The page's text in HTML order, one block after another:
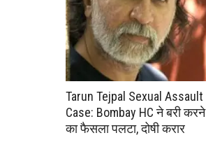
Tarun Tejpal Sexual Assault
Case: Bombay HC ने बरी करने
का फैसला पलटा, दोषी करार